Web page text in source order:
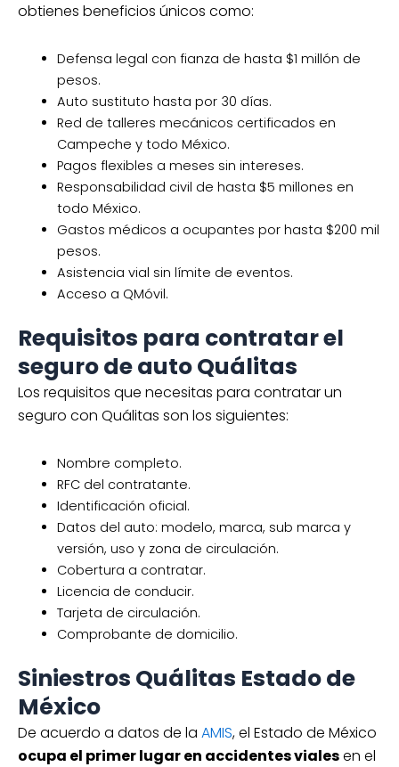
obtienes beneficios únicos como:
Defensa legal con fianza de hasta $1 millón de
pesos.
Auto sustituto hasta por 30 días.
Red de talleres mecánicos certificados en
Campeche y todo México.
Pagos flexibles a meses sin intereses.
Responsabilidad civil de hasta $5 millones en
todo México.
Gastos médicos a ocupantes por hasta $200 mil
pesos.
Asistencia vial sin límite de eventos.
Acceso a QMóvil.
Requisitos para contratar el
seguro de auto Quálitas
Los requisitos que necesitas para contratar un
seguro con Quálitas son los siguientes:
Nombre completo.
RFC del contratante.
Identificación oficial.
Datos del auto: modelo, marca, sub marca y
versión, uso y zona de circulación.
Cobertura a contratar.
Licencia de conducir.
Tarjeta de circulación.
Comprobante de domicilio.
Siniestros Quálitas Estado de
México
De acuerdo a datos de la AMIS, el Estado de México
ocupa el primer lugar en accidentes vialesen el